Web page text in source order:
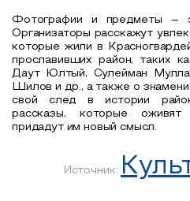
Фотографии и предметы –
Организаторы расскажут
которые жили в
прославивших район, таких
Даут Юлтый, Сулейман
Шилов и др., а также о
свой след в истории
рассказы, которые
придадут им новый смысл.
Источник: